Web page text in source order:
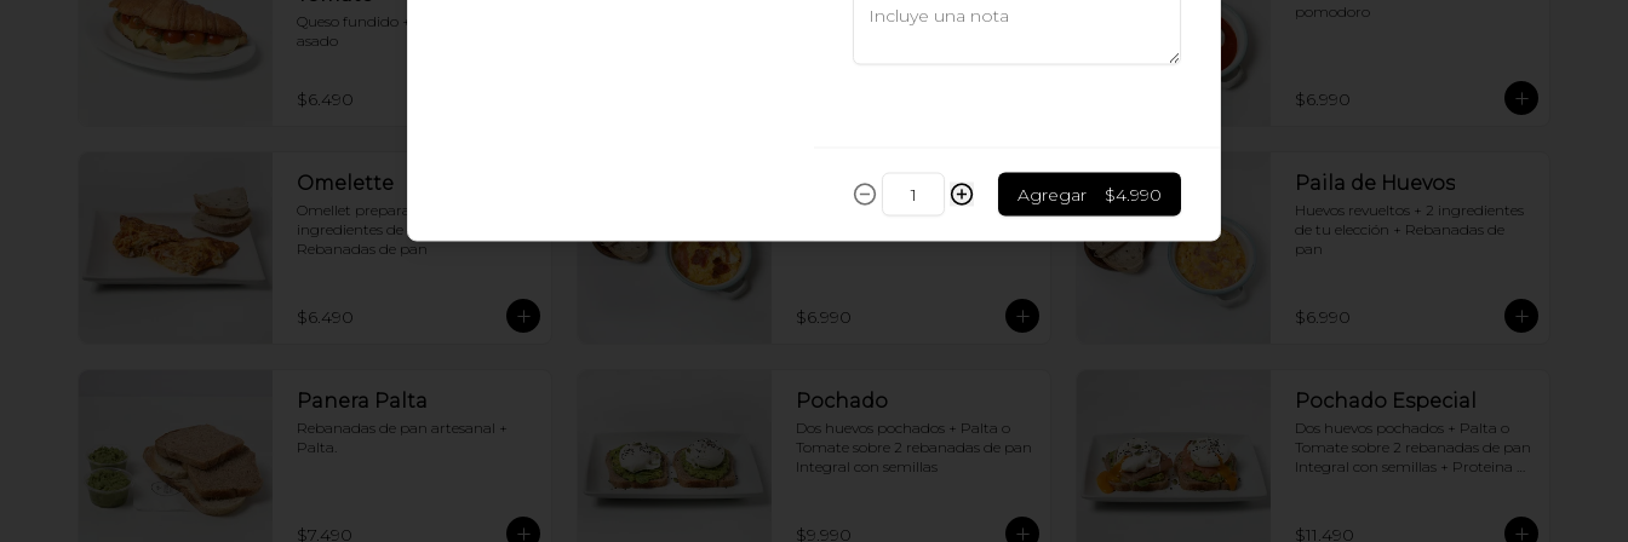
Queso fundido + Tomate cherry
asado
$6.490
+ Mermelada
pomodoro
$6.990
Omelette
Omellet preparado con 3
ingredientes de tu elección +
Rebanadas de pan
$6.490
Paila Tocino
Huevos revueltos + Laminas de
$6.990
Paila de Huevos
Huevos revueltos + 2 ingredientes
de tu elección + Rebanadas de
pan
$6.990
Panera Palta
Rebanadas de pan artesanal +
Palta.
$7.490
Pochado
Dos huevos pochados + Palta o
Tomate sobre 2 rebanadas de pan
Integral con semillas
$9.990
Pochado Especial
Dos huevos pochados + Palta o
Tomate sobre 2 rebanadas de pan
Integral con semillas + Proteina
$11.490
Agregar $4.990